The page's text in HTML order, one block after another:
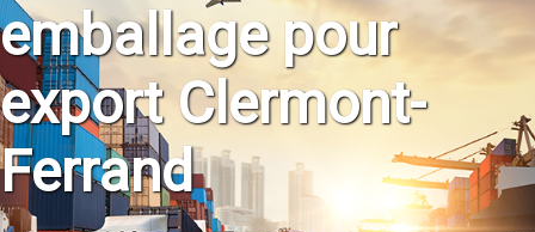
emballage pour
export Clermont-
Ferrand